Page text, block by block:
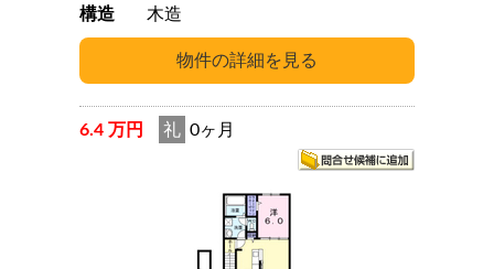
構造
木造
6.4 万円 礼 0ヶ月